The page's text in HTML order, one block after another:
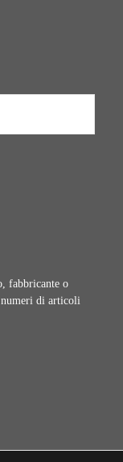
fabbricante o
numeri di articoli